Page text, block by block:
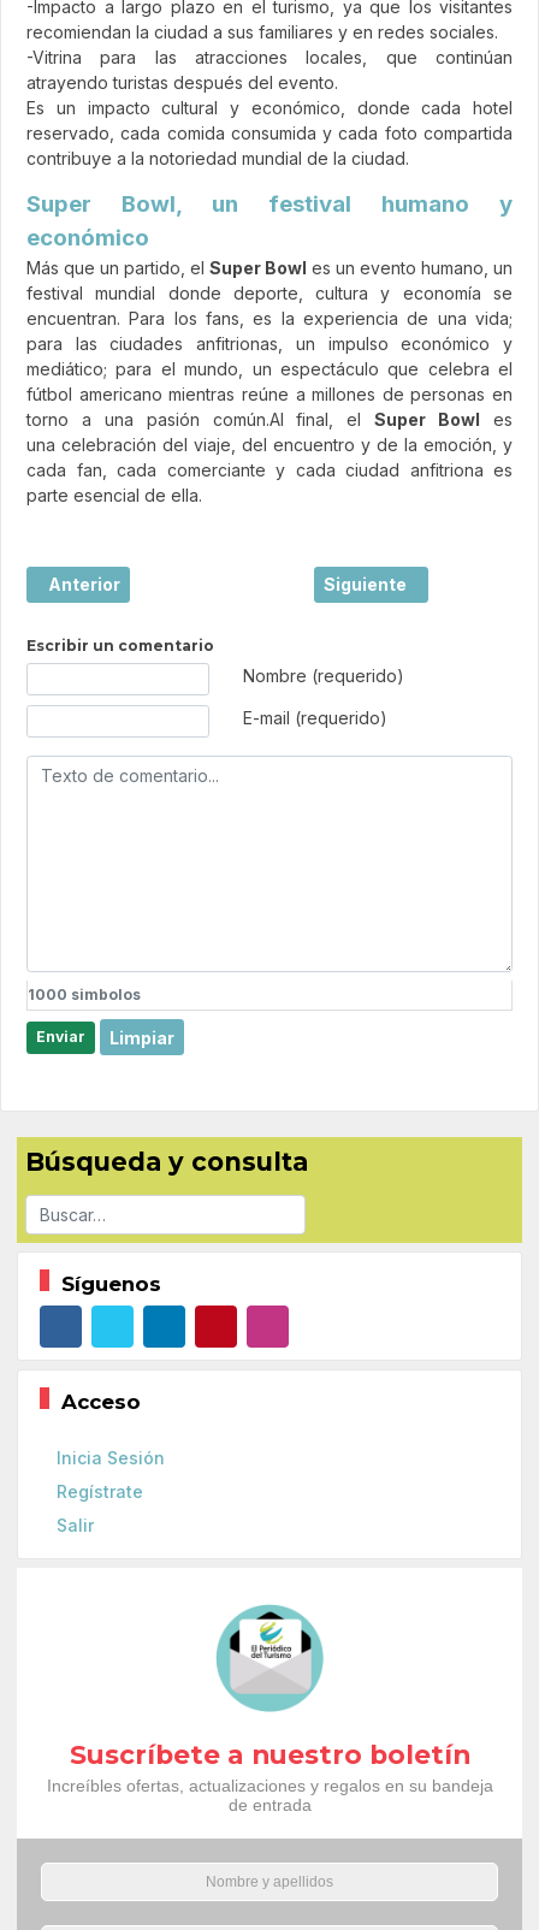
-Impacto a largo plazo en el turismo, ya que los visitantes
recomiendan la ciudad a sus familiares y en redes sociales.
-Vitrina para las atracciones locales, que continúan
atrayendo turistas después del evento.
Es un impacto cultural y económico, donde cada hotel
reservado, cada comida consumida y cada foto compartida
contribuye a la notoriedad mundial de la ciudad.
Super Bowl, un festival humano y
económico
Más que un partido, el Super Bowl es un evento humano, un
festival mundial donde deporte, cultura y economía se
encuentran. Para los fans, es la experiencia de una vida;
para las ciudades anfitrionas, un impulso económico y
mediático; para el mundo, un espectáculo que celebra el
fútbol americano mientras reúne a millones de personas en
torno a una pasión común.Al final, elSuper Bowl es
una celebración del viaje, del encuentro y de la emoción, y
cada fan, cada comerciante y cada ciudad anfitriona es
parte esencial de ella.
Artículo anterior: Estados Unidos y la Copa del Mundo
Anterior Artículo siguiente:
Siguiente
Escribir un comentario
Nombre (requerido)
E-mail (requerido)
1000 simbolos
Enviar Limpiar
Búsqueda y consulta
Buscar
Síguenos
Acceso
Inicia Sesión
Regístrate
Salir
Suscríbete a nuestro boletín
Increíbles ofertas, actualizaciones y regalos en su bandeja
de entrada